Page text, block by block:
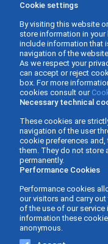
Gabinete Asesor
Cookie settings
By visiting this website
store information in
include information that
navigation of the
As we respect your
can accept or reject
box. For more
cookies consult our
Necessary technical
These cookies are
navigation of the user
cookie preferences
them. They do not store
permanently.
Performance Cookies
Performance cookies
our visitors and carry
of the use of our service
information these
anonymous.